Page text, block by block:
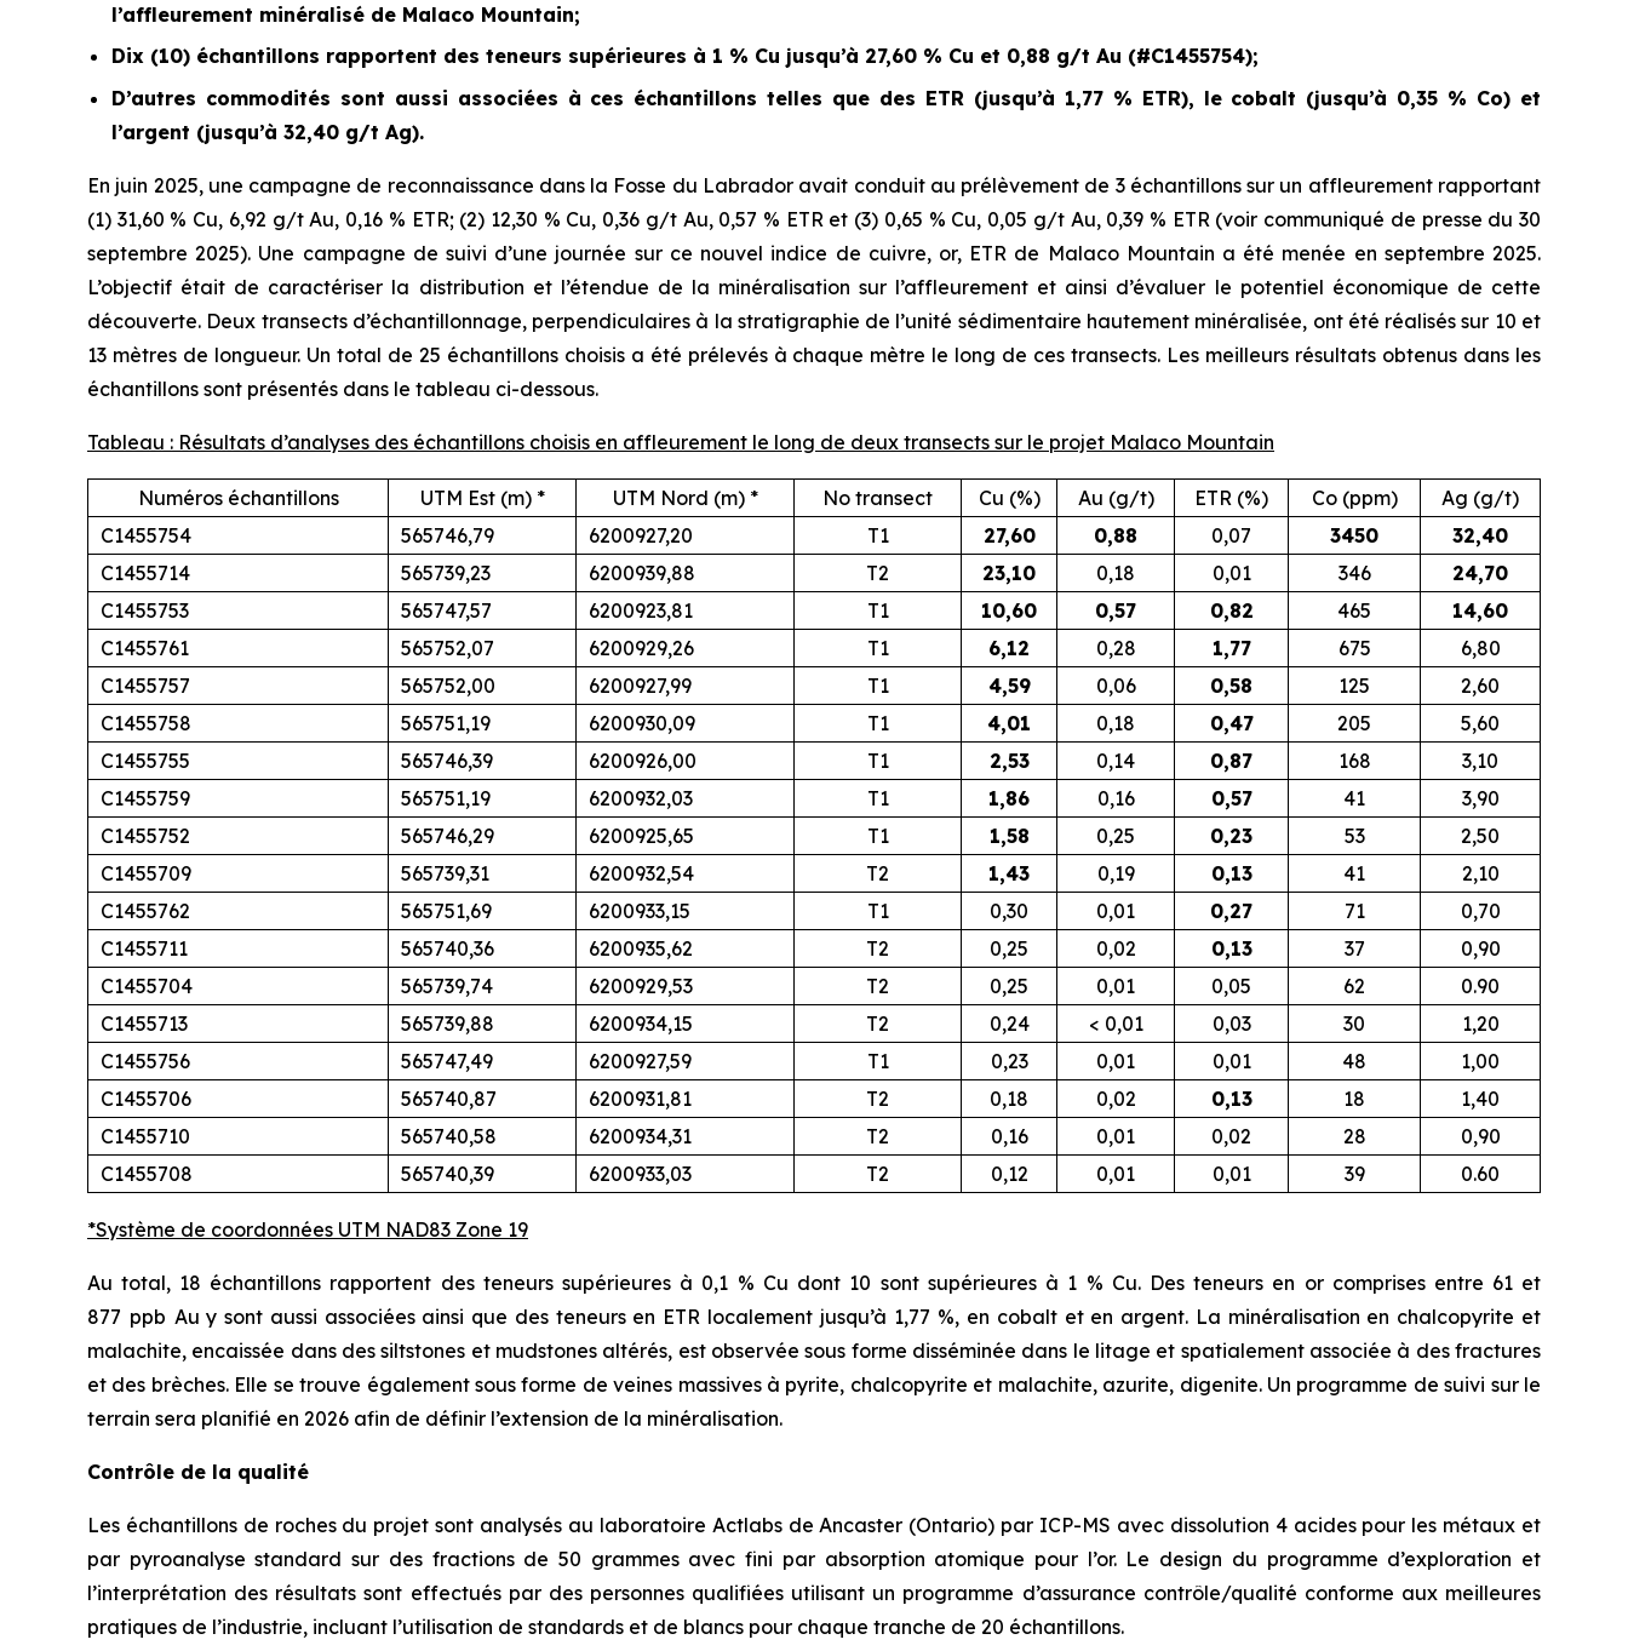
l’affleurement minéralisé de Malaco Mountain;
Dix (10) échantillons rapportent des teneurs supérieures à 1 % Cu jusqu’à 27,60 % Cu et 0,88 g/t Au (#C1455754);
D’autres commodités sont aussi associées à ces échantillons telles que des ETR (jusqu’à 1,77 % ETR), le cobalt (jusqu’à 0,35 % Co) et
l’argent (jusqu’à 32,40 g/t Ag).
En juin 2025, une campagne de reconnaissance dans la Fosse du Labrador avait conduit au prélèvement de 3 échantillons sur un affleurement rapportant
(1) 31,60 % Cu, 6,92 g/t Au, 0,16 % ETR; (2) 12,30 % Cu, 0,36 g/t Au, 0,57 % ETR et (3) 0,65 % Cu, 0,05 g/t Au, 0,39 % ETR (voir communiqué de presse du 30
septembre 2025). Une campagne de suivi d’une journée sur ce nouvel indice de cuivre, or, ETR de Malaco Mountain a été menée en septembre 2025.
L’objectif était de caractériser la distribution et l’étendue de la minéralisation sur l’affleurement et ainsi d’évaluer le potentiel économique de cette
découverte. Deux transects d’échantillonnage, perpendiculaires à la stratigraphie de l’unité sédimentaire hautement minéralisée, ont été réalisés sur 10 et
13 mètres de longueur. Un total de 25 échantillons choisis a été prélevés à chaque mètre le long de ces transects. Les meilleurs résultats obtenus dans les
échantillons sont présentés dans le tableau ci-dessous.
Tableau : Résultats d’analyses des échantillons choisis en affleurement le long de deux transects sur le projet Malaco Mountain
Numéros échantillons UTM Est (m) * UTM Nord (m) * No transect Cu (%) Au (g/t) ETR (%) Co (ppm)
Ag (g/t)
C1455754
565746,79 6200927,20 T1 27,60 0,88 0,07 3450
32,40
C1455714
565739,23 6200939,88 T2 23,10 0,18 0,01 346
24,70
C1455753
565747,57 6200923,81 T1 10,60 0,57 0,82 465
14,60
C1455761
565752,07 6200929,26 T1 6,12 0,28 1,77 675
6,80
C1455757
565752,00 6200927,99 T1 4,59 0,06 0,58 125
2,60
C1455758
565751,19 6200930,09 T1 4,01 0,18 0,47 205
5,60
C1455755
565746,39 6200926,00 T1 2,53 0,14 0,87 168
3,10
C1455759
565751,19 6200932,03 T1 1,86 0,16 0,57 41
3,90
C1455752
565746,29 6200925,65 T1 1,58 0,25 0,23 53
2,50
C1455709
565739,31 6200932,54 T2 1,43 0,19 0,13 41
2,10
C1455762
565751,69 6200933,15 T1 0,30 0,01 0,27 71
0,70
C1455711
565740,36 6200935,62 T2 0,25 0,02 0,13 37
0,90
C1455704
565739,74 6200929,53 T2 0,25 0,01 0,05 62
0.90
C1455713
565739,88 6200934,15 T2 0,24 < 0,01 0,03 30
1,20
C1455756
565747,49 6200927,59 T1 0,23 0,01 0,01 48
1,00
C1455706
565740,87 6200931,81 T2 0,18 0,02 0,13 18
1,40
C1455710
565740,58 6200934,31 T2 0,16 0,01 0,02 28
0,90
C1455708
565740,39 6200933,03 T2 0,12 0,01 0,01 39 0.60
*Système de coordonnées UTM NAD83 Zone 19
Au total, 18 échantillons rapportent des teneurs supérieures à 0,1 % Cu dont 10 sont supérieures à 1 % Cu. Des teneurs en or comprises entre 61 et
877 ppb Au y sont aussi associées ainsi que des teneurs en ETR localement jusqu’à 1,77 %, en cobalt et en argent. La minéralisation en chalcopyrite et
malachite, encaissée dans des siltstones et mudstones altérés, est observée sous forme disséminée dans le litage et spatialement associée à des fractures
et des brèches. Elle se trouve également sous forme de veines massives à pyrite, chalcopyrite et malachite, azurite, digenite. Un programme de suivi sur le
terrain sera planifié en 2026 afin de définir l’extension de la minéralisation.
Contrôle de la qualité
Les échantillons de roches du projet sont analysés au laboratoire Actlabs de Ancaster (Ontario) par ICP-MS avec dissolution 4 acides pour les métaux et
par pyroanalyse standard sur des fractions de 50 grammes avec fini par absorption atomique pour l’or. Le design du programme d’exploration et
l’interprétation des résultats sont effectués par des personnes qualifiées utilisant un programme d’assurance contrôle/qualité conforme aux meilleures
pratiques de l’industrie, incluant l’utilisation de standards et de blancs pour chaque tranche de 20 échantillons.